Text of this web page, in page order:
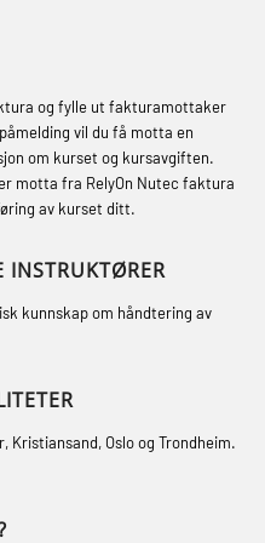
(OFA102)
(OFABLE101)
(GMDSS)
offshore for
(Blended with
offiserer
(MBS134)
Offiserer
med
for offiserer 24 t
(MFA1081)
Medisinsk
(OFA107)
–
ansatte på
Webinar (LSP103)
og fylle ut fakturamottaker
vil du få motta en
om kurset og kursavgiften.
motta fra RelyOn Nutec faktura
av kurset ditt.
INSTRUKTØRER
kunnskap om håndtering av
Kristiansand, Oslo og Trondheim.